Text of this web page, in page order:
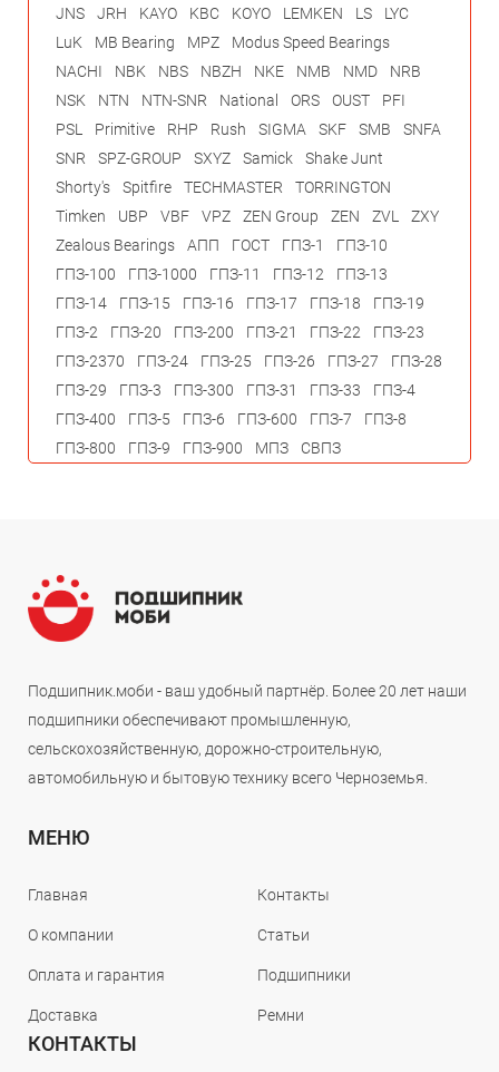
JNS
JRH KAYO KBC KOYO LEMKEN LS
LYC
LuK
MB Bearing MPZ
Modus Speed Bearings
NACHI
NBK NBS NBZH NKE NMB NMD
NRB
NSK
NTN NTN-SNR National ORS OUST
PFI
PSL
Primitive RHP Rush SIGMA SKF SMB
SNFA
SNR
SPZ-GROUP SXYZ Samick
Shake Junt
Shorty's
Spitfire TECHMASTER
TORRINGTON
Timken
UBP VBF VPZ ZEN Group ZEN ZVL
ZXY
Zealous Bearings
АПП ГОСТ ГПЗ-1
ГПЗ-10
ГПЗ-100
ГПЗ-1000 ГПЗ-11 ГПЗ-12
ГПЗ-13
ГПЗ-14
ГПЗ-15 ГПЗ-16 ГПЗ-17 ГПЗ-18
ГПЗ-19
ГПЗ-2
ГПЗ-20 ГПЗ-200 ГПЗ-21 ГПЗ-22
ГПЗ-23
ГПЗ-2370
ГПЗ-24 ГПЗ-25 ГПЗ-26 ГПЗ-27
ГПЗ-28
ГПЗ-29
ГПЗ-3 ГПЗ-300 ГПЗ-31 ГПЗ-33
ГПЗ-4
ГПЗ-400
ГПЗ-5 ГПЗ-6 ГПЗ-600 ГПЗ-7
ГПЗ-8
ГПЗ-800
ГПЗ-9 ГПЗ-900 МПЗ СВПЗ
Подшипник.моби - ваш удобный партнёр. Более 20 лет наши
подшипники обеспечивают промышленную,
сельскохозяйственную, дорожно-строительную,
автомобильную и бытовую технику всего Черноземья.
МЕНЮ
Главная
О компании
Оплата и гарантия
Доставка
Контакты
Статьи
Подшипники
Ремни
КОНТАКТЫ